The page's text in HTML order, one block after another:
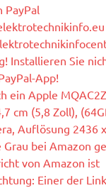
PayPal
Installieren Sie
App!
ein Apple
cm (5,8 Zoll),
Auflösung 2436
Grau bei Amazon
von Amazon ist
Einer der